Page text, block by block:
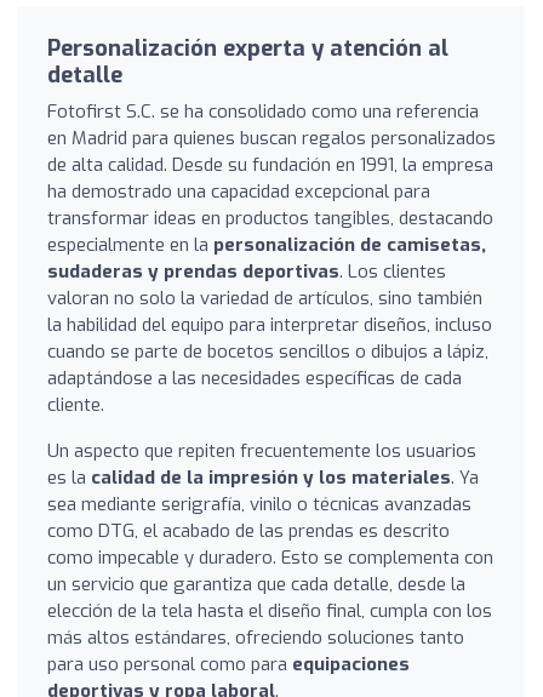
Personalización experta y atención al
detalle
Fotofirst S.C. se ha consolidado como una referencia
en Madrid para quienes buscan regalos personalizados
de alta calidad. Desde su fundación en 1991, la empresa
ha demostrado una capacidad excepcional para
transformar ideas en productos tangibles, destacando
especialmente en la personalización de camisetas,
sudaderas y prendas deportivas. Los clientes
valoran no solo la variedad de artículos, sino también
la habilidad del equipo para interpretar diseños, incluso
cuando se parte de bocetos sencillos o dibujos a lápiz,
adaptándose a las necesidades específicas de cada
cliente.
Un aspecto que repiten frecuentemente los usuarios
es la calidad de la impresión y los materiales. Ya
sea mediante serigrafía, vinilo o técnicas avanzadas
como DTG, el acabado de las prendas es descrito
como impecable y duradero. Esto se complementa con
un servicio que garantiza que cada detalle, desde la
elección de la tela hasta el diseño final, cumpla con los
más altos estándares, ofreciendo soluciones tanto
para uso personal como para equipaciones
deportivas y ropa laboral.